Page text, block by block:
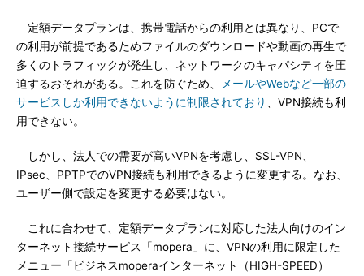
定額データプランは、携帯電話からの利用とは異なり、PCで
の利用が前提であるためファイルのダウンロードや動画の再生で
多くのトラフィックが発生し、ネットワークのキャパシティを圧
迫するおそれがある。これを防ぐため、
メールやWebなど一部の
サービスしか利用できないように制限されており
、VPN接続も利
用できない。
しかし、法人での需要が高いVPNを考慮し、SSL-VPN、
IPsec、PPTPでのVPN接続も利用できるように変更する。なお、
ユーザー側で設定を変更する必要はない。
これに合わせて、定額データプランに対応した法人向けのイン
ターネット接続サービス「mopera」に、VPNの利用に限定した
メニュー「ビジネスmoperaインターネット（HIGH-SPEED）